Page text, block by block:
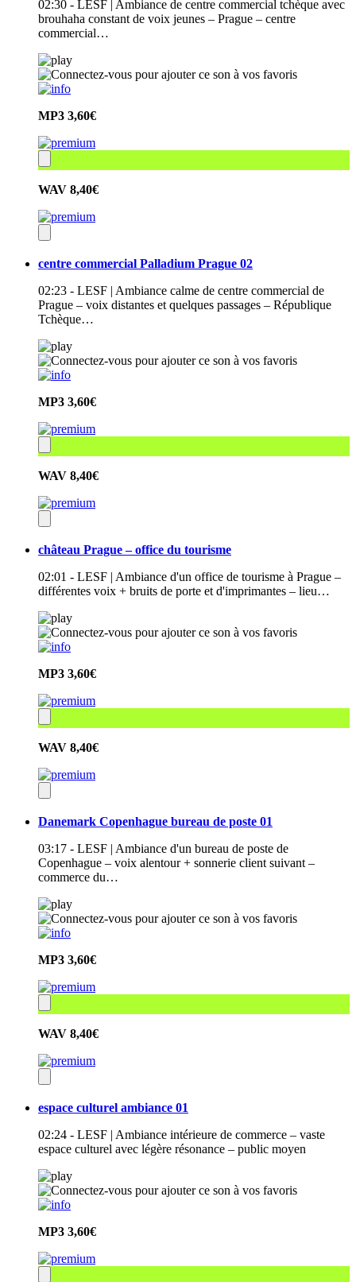
02:30 - LESF | Ambiance de centre commercial tchèque avec
brouhaha constant de voix jeunes – Prague – centre
commercial…
MP3 3,60€
WAV 8,40€
centre commercial Palladium Prague 02
02:23 - LESF | Ambiance calme de centre commercial de
Prague – voix distantes et quelques passages – République
Tchèque…
MP3 3,60€
WAV 8,40€
château Prague – office du tourisme
02:01 - LESF | Ambiance d'un office de tourisme à Prague –
différentes voix + bruits de porte et d'imprimantes – lieu…
MP3 3,60€
WAV 8,40€
Danemark Copenhague bureau de poste 01
03:17 - LESF | Ambiance d'un bureau de poste de
Copenhague – voix alentour + sonnerie client suivant –
commerce du…
MP3 3,60€
WAV 8,40€
espace culturel ambiance 01
02:24 - LESF | Ambiance intérieure de commerce – vaste
espace culturel avec légère résonance – public moyen
MP3 3,60€